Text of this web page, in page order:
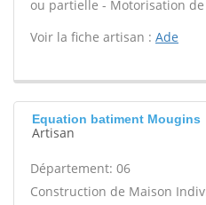
ou partielle - Motorisation
Voir la fiche artisan : Ade
Equation batiment Mougins
Artisan
Département: 06
Construction de Maison